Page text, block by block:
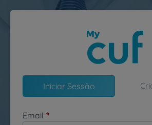
Passar para o conteúdo principal
Iniciar Sessão
Email